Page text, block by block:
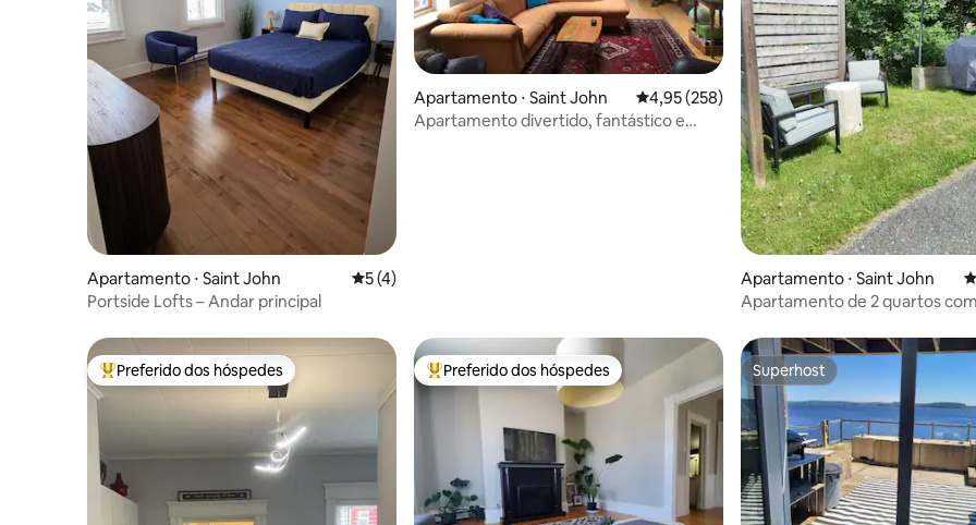
Apartamento ⋅ Saint John 5 de uma avaliação média de 5, 4 avaliações
5 (4)
Portside Lofts – Andar principal
Apartamento ⋅ Saint John 4,95 de uma avaliação média de 5, 258
4,95 (258)
Apartamento divertido, fantástico e
Apartamento ⋅ Saint John
Apartamento de 2 quartos
Entre os melhores preferidos dos hóspedes
Preferido dos hóspedes Entre os melhores preferidos dos hóspedes
Preferido dos hóspedes Superhost
Superhost